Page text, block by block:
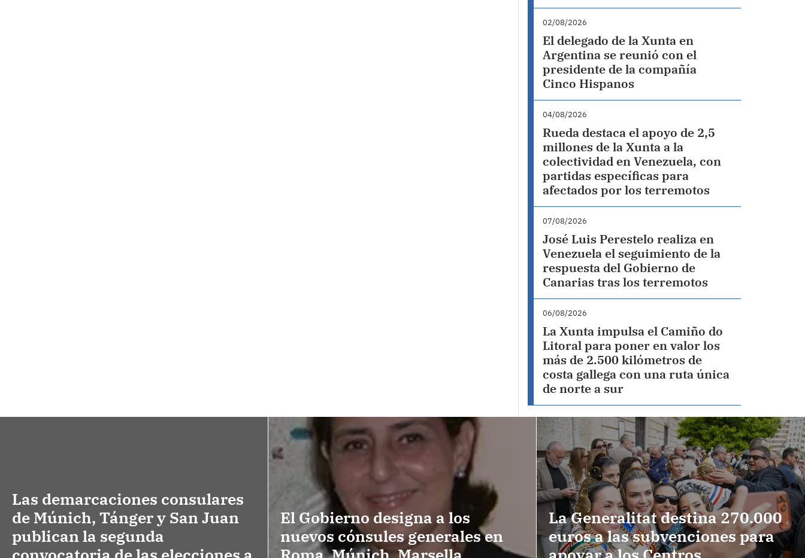
02/08/2026
El delegado de la Xunta en
Argentina se reunió con el
presidente de la compañía
Cinco Hispanos
04/08/2026
Rueda destaca el apoyo de 2,5
millones de la Xunta a la
colectividad en Venezuela, con
partidas específicas para
afectados por los terremotos
07/08/2026
José Luis Perestelo realiza en
Venezuela el seguimiento de la
respuesta del Gobierno de
Canarias tras los terremotos
06/08/2026
La Xunta impulsa el Camiño do
Litoral para poner en valor los
más de 2.500 kilómetros de
costa gallega con una ruta única
de norte a sur
Las demarcaciones consulares
de Múnich, Tánger y San Juan
publican la segunda
El Gobierno designa a los
nuevos cónsules generales en
La Generalitat destina 270.000
euros a las subvenciones para